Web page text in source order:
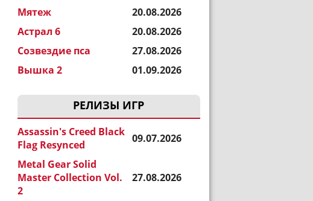
Мятеж
20.08.2026
Астрал 6
20.08.2026
Созвездие пса
27.08.2026
Вышка 2
01.09.2026
РЕЛИЗЫ ИГР
Assassin's Creed Black
Flag Resynced
09.07.2026
Metal Gear Solid
Master Collection Vol.
2
27.08.2026